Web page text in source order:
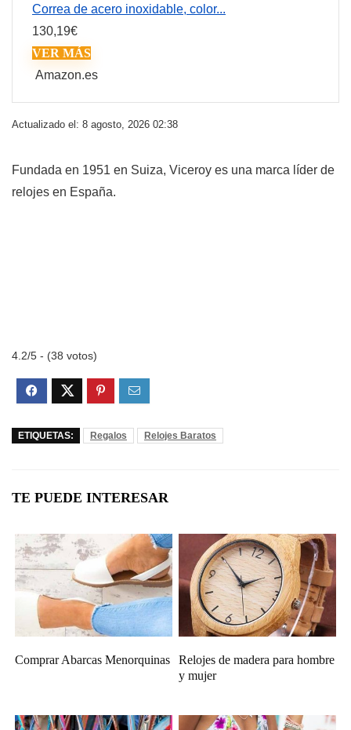
Correa de acero inoxidable, color...
130,19€
VER MÁS
Amazon.es
Actualizado el: 8 agosto, 2026 02:38
Fundada en 1951 en Suiza, Viceroy es una marca líder de
relojes en España.
4.2/5 - (38 votos)
ETIQUETAS: Regalos Relojes Baratos
TE PUEDE INTERESAR
Comprar Abarcas Menorquinas
Relojes de madera para hombre
y mujer